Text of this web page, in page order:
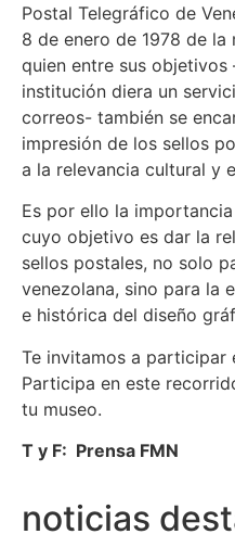
Postal Telegráfico de
8 de enero de 1978 de la
quien entre sus objetivos
institución diera un
correos- también se
impresión de los sellos
a la relevancia cultural y
Es por ello la
cuyo objetivo es dar la
sellos postales, no solo
venezolana, sino para la
e histórica del diseño
Te invitamos a participar
Participa en este
tu museo.
T y F: Prensa FMN
noticias